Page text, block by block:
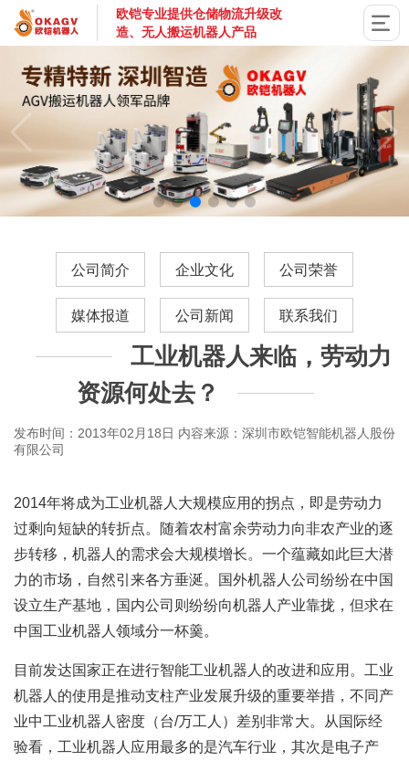
欧铠专业提供仓储物流升级改
造、无人搬运机器人产品
公司简介 企业文化 公司荣誉
媒体报道 公司新闻 联系我们
工业机器人来临，劳动力
资源何处去？
发布时间：2013年02月18日 内容来源：深圳市欧铠智能机器人股份
有限公司
2014年将成为工业机器人大规模应用的拐点，即是劳动力
过剩向短缺的转折点。随着农村富余劳动力向非农产业的逐
步转移，机器人的需求会大规模增长。一个蕴藏如此巨大潜
力的市场，自然引来各方垂涎。国外机器人公司纷纷在中国
设立生产基地，国内公司则纷纷向机器人产业靠拢，但求在
中国工业机器人领域分一杯羹。
目前发达国家正在进行智能工业机器人的改进和应用。工业
机器人的使用是推动支柱产业发展升级的重要举措，不同产
业中工业机器人密度（台/万工人）差别非常大。从国际经
验看，工业机器人应用最多的是汽车行业，其次是电子产